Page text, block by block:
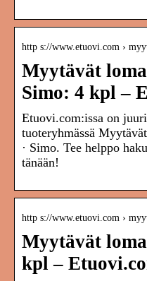
http s://www.etuovi.com ›
Myytävät
Simo: 4 kpl –
Etuovi.com:issa on
tuoteryhmässä
· Simo. Tee helppo
tänään!
http s://www.etuovi.com ›
Myytävät
kpl –